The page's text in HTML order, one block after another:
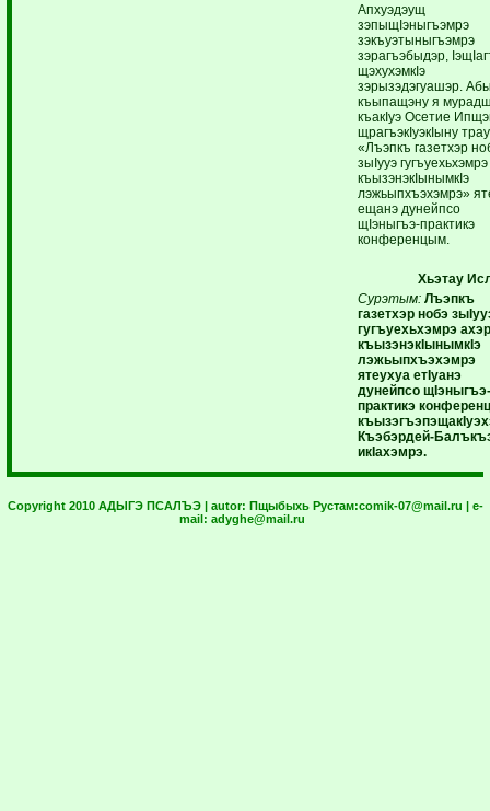
Апхуэдэущ
зэпыщIэныгъэмрэ
зэкъуэтыныгъэмрэ
зэрагъэбыдэр,
щэхухэмкIэ
зэрызэдэгуашэр.
къыпащэну я
къакIуэ Осетие
щрагъэкIуэкIыну
«Лъэпкъ газетхэр
зыIууэ
къызэнэкIынымкIэ
лэжьыпхъэхэмрэ»
ещанэ дунейпсо
щIэныгъэ-практикэ
конференцым.
Хьэтау
Сурэтым:Лъэпкъ
газетхэр нобэ
гугъуехьхэмрэ
къызэнэкIынымкIэ
лэжьыпхъэхэмрэ
ятеухуа етIуанэ
дунейпсо
практикэ
Къэбэрдей-
икIахэмрэ.
Copyright 2010 АДЫГЭ ПСАЛЪЭ | autor: Пщыбыхь Рустам:comik-07@mail.ru | e-
mail: adyghe@mail.ru